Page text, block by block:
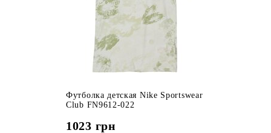
Футболка детская Nike Sportswear
Club FN9612-022
1023 грн